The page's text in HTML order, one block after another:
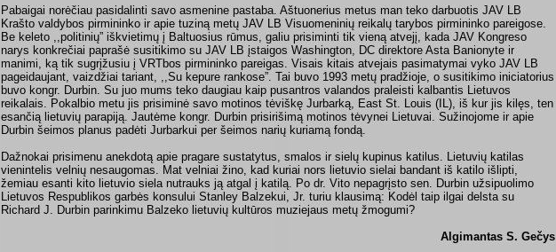
Pabaigai norėčiau pasidalinti savo asmenine pastaba. Aštuonerius metus man teko darbuotis JAV LB
Krašto valdybos pirmininko ir apie tuziną metų JAV LB Visuomeninių reikalų tarybos pirmininko pareigose.
Be keleto ,,politinių” iškvietimų į Baltuosius rūmus, galiu prisiminti tik vieną atvejį, kada JAV Kongreso
narys konkrečiai paprašė susitikimo su JAV LB įstaigos Washington, DC direktore Asta Banionyte ir
manimi, ką tik sugrįžusiu į VRTbos pirmininko pareigas. Visais kitais atvejais pasimatymai vyko JAV LB
pageidaujant, vaizdžiai tariant, ,,Su kepure rankose”. Tai buvo 1993 metų pradžioje, o susitikimo iniciatorius
buvo kongr. Durbin. Su juo mums teko daugiau kaip pusantros valandos praleisti kalbantis Lietuvos
reikalais. Pokalbio metu jis prisiminė savo motinos tėviškę Jurbarką, East St. Louis (IL), iš kur jis kilęs, ten
esančią lietuvių parapiją. Jautėme kongr. Durbin prisirišimą motinos tėvynei Lietuvai. Sužinojome ir apie
Durbin šeimos planus padėti Jurbarkui per šeimos narių kuriamą fondą.
Dažnokai prisimenu anekdotą apie pragare sustatytus, smalos ir sielų kupinus katilus. Lietuvių katilas
vienintelis velnių nesaugomas. Mat velniai žino, kad kuriai nors lietuvio sielai bandant iš katilo išlipti,
žemiau esanti kito lietuvio siela nutrauks ją atgal į katilą. Po dr. Vito nepagrįsto sen. Durbin užsipuolimo
Lietuvos Respublikos garbės konsului Stanley Balzekui, Jr. turiu klausimą: Kodėl taip ilgai delsta su
Richard J. Durbin parinkimu Balzeko lietuvių kultūros muziejaus metų žmogumi?
Algimantas S. Gečys